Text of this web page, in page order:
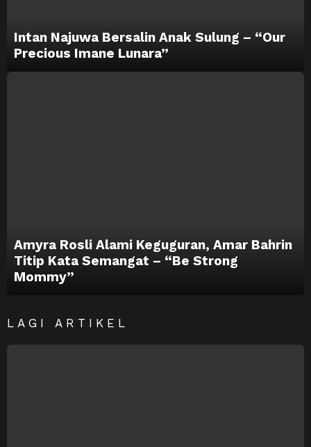
Intan Najuwa Bersalin Anak Sulung – “Our
Precious Imane Lunara”
Amyra Rosli Alami Keguguran, Amar Bahrin
Titip Kata Semangat – “Be Strong
Mommy”
LAGI ARTIKEL